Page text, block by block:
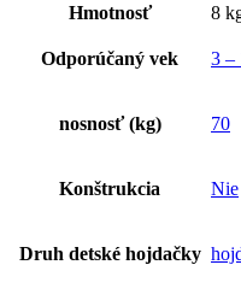
Hmotnosť
8
Odporúčaný vek 3 –
nosnosť (kg) 70
Konštrukcia Nie
Druh detské hojdačky